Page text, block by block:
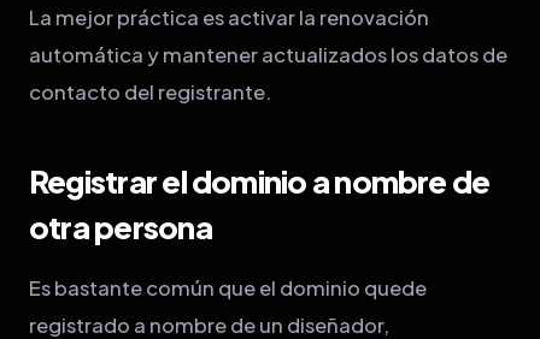
La mejor práctica es activar la renovación
automática y mantener actualizados los datos de
contacto del registrante.
Registrar el dominio a nombre de
otra persona
Es bastante común que el dominio quede
registrado a nombre de un diseñador,